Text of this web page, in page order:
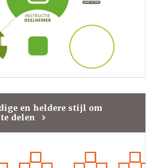
en heldere stijl om
delen